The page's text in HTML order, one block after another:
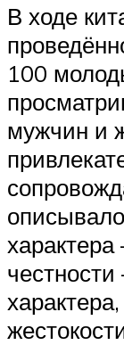
В ходе
100
мужчин и